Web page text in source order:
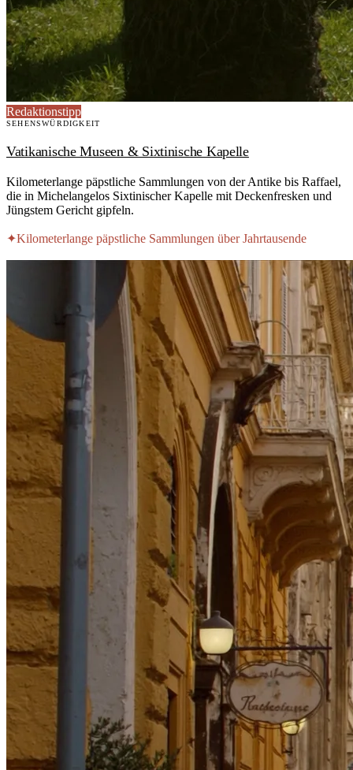
Redaktionstipp
SEHENSWÜRDIGKEIT
Vatikanische Museen & Sixtinische Kapelle
Kilometerlange päpstliche Sammlungen von der Antike bis Raffael,
die in Michelangelos Sixtinischer Kapelle mit Deckenfresken und
Jüngstem Gericht gipfeln.
✦Kilometerlange päpstliche Sammlungen über Jahrtausende